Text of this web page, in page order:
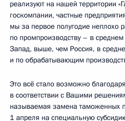
реализуют на нашей территории
госкомпании, частные
мы за первое полугодие неплохо
по промпроизводству – в
Запад, выше, чем Россия, в
и по обрабатывающим
Это всё стало возможно
в соответствии с Вашими
называемая замена таможенных
1 апреля на специальную